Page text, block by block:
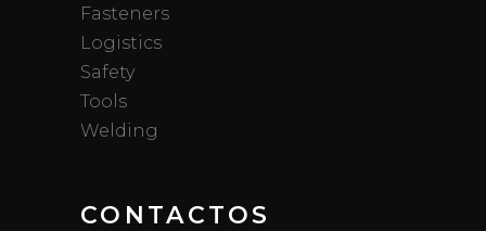
Fasteners
Logistics
Safety
Tools
Welding
CONTACTOS